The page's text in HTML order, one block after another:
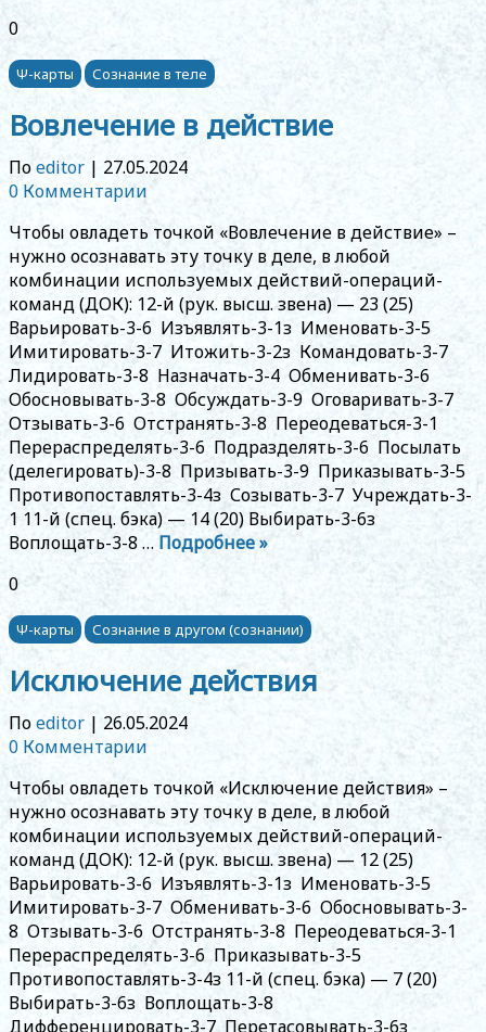
0
Ψ-карты Сознание в теле
Вовлечение в действие
Поeditor | 27.05.2024
0 Комментарии
Чтобы овладеть точкой «Вовлечение в действие» –
нужно осознавать эту точку в деле, в любой
комбинации используемых действий-операций-
команд (ДОК): 12-й (рук. высш. звена) — 23 (25)
Варьировать-3-6 Изъявлять-3-1з Именовать-3-5
Имитировать-3-7 Итожить-3-2з Командовать-3-7
Лидировать-3-8 Назначать-3-4 Обменивать-3-6
Обосновывать-3-8 Обсуждать-3-9 Оговаривать-3-7
Отзывать-3-6 Отстранять-3-8 Переодеваться-3-1
Перераспределять-3-6 Подразделять-3-6 Посылать
(делегировать)-3-8 Призывать-3-9 Приказывать-3-5
Противопоставлять-3-4з Созывать-3-7 Учреждать-3-
1 11-й (спец. бэка) — 14 (20) Выбирать-3-6з
Воплощать-3-8 … Подробнее »
0
Ψ-карты Сознание в другом (сознании)
Исключение действия
Поeditor | 26.05.2024
0 Комментарии
Чтобы овладеть точкой «Исключение действия» –
нужно осознавать эту точку в деле, в любой
комбинации используемых действий-операций-
команд (ДОК): 12-й (рук. высш. звена) — 12 (25)
Варьировать-3-6 Изъявлять-3-1з Именовать-3-5
Имитировать-3-7 Обменивать-3-6 Обосновывать-3-
8 Отзывать-3-6 Отстранять-3-8 Переодеваться-3-1
Перераспределять-3-6 Приказывать-3-5
Противопоставлять-3-4з 11-й (спец. бэка) — 7 (20)
Выбирать-3-6з Воплощать-3-8
Дифференцировать-3-7 Перетасовывать-3-6з